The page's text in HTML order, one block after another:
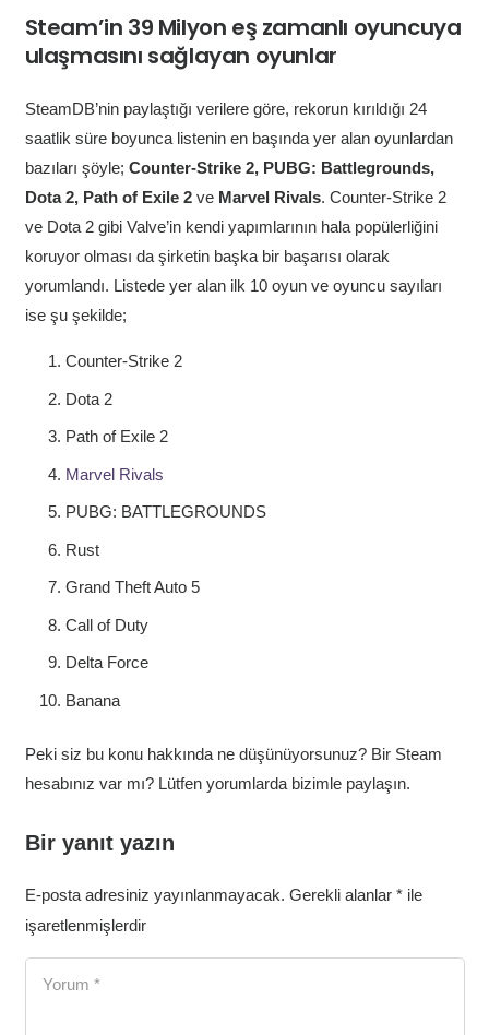
Steam’in 39 Milyon eş zamanlı oyuncuya
ulaşmasını sağlayan oyunlar
SteamDB’nin paylaştığı verilere göre, rekorun kırıldığı 24
saatlik süre boyunca listenin en başında yer alan oyunlardan
bazıları şöyle; Counter-Strike 2, PUBG: Battlegrounds,
Dota 2, Path of Exile 2 veMarvel Rivals. Counter-Strike 2
ve Dota 2 gibi Valve’in kendi yapımlarının hala popülerliğini
koruyor olması da şirketin başka bir başarısı olarak
yorumlandı. Listede yer alan ilk 10 oyun ve oyuncu sayıları
ise şu şekilde;
Counter-Strike 2
Dota 2
Path of Exile 2
Marvel Rivals
PUBG: BATTLEGROUNDS
Rust
Grand Theft Auto 5
Call of Duty
Delta Force
Banana
Peki siz bu konu hakkında ne düşünüyorsunuz? Bir Steam
hesabınız var mı? Lütfen yorumlarda bizimle paylaşın.
Bir yanıt yazın
E-posta adresiniz yayınlanmayacak. Gerekli alanlar *ile
işaretlenmişlerdir